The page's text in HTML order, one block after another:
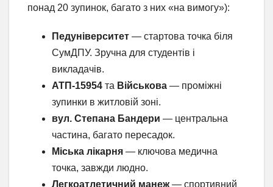
понад 20 зупинок, багато з них «на вимогу»):
Педуніверситет — стартова точка біля
СумДПУ. Зручна для студентів і
викладачів.
АТП-15954 та Військова — проміжні
зупинки в житловій зоні.
вул. Степана Бандери — центральна
частина, багато пересадок.
Міська лікарня — ключова медична
точка, завжди людно.
Легкоатлетичний манеж— спортивний